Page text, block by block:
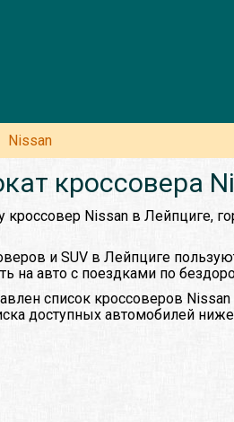
Nissan
кроссовера
кроссовер Nissan в Лейпциге,
и SUV в Лейпциге
на авто с поездками по
список кроссоверов
доступных автомобилей